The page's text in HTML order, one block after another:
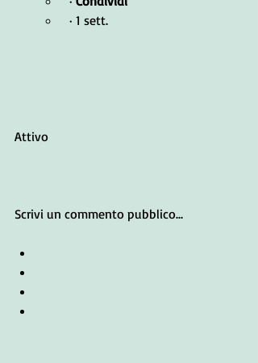
· 1 sett.
Attivo
Scrivi un commento pubblico...